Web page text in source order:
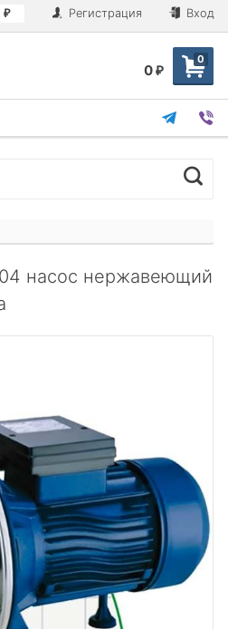
₽ Регистрация Вход
0
0 ₽
насос нержавеющий